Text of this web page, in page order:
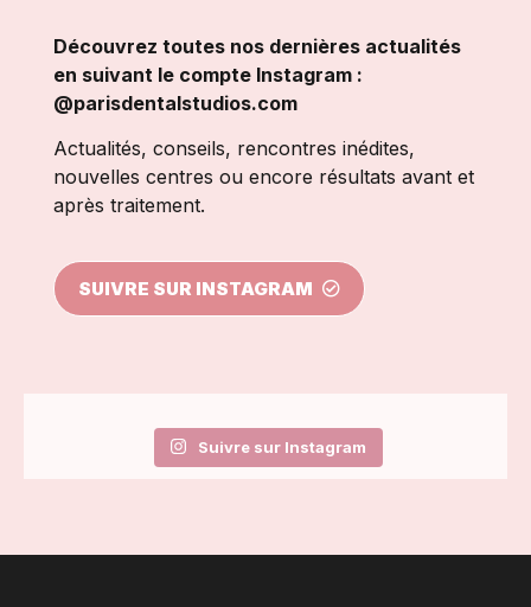
Découvrez toutes nos dernières actualités
en suivant le compte Instagram :
@parisdentalstudios.com
Actualités, conseils, rencontres inédites,
nouvelles centres ou encore résultats avant et
après traitement.
SUIVRE SUR INSTAGRAM
Suivre sur Instagram